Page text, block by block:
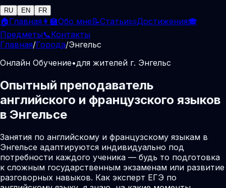
RU EN FR
🏠Главная 👩‍🏫Обо мне📝Статьи📜Достижения🎓
Предметы📞Контакты
Главная/Города/Энгельс
Онлайн Обучение•для жителей г. Энгельс
Опытный преподаватель
английского и французского языков
в Энгельсе
Занятия по английскому и французскому языкам в
Энгельсе адаптируются индивидуально под
потребности каждого ученика — будь то подготовка
к сложным государственным экзаменам или развитие
разговорных навыков. Как эксперт ЕГЭ по